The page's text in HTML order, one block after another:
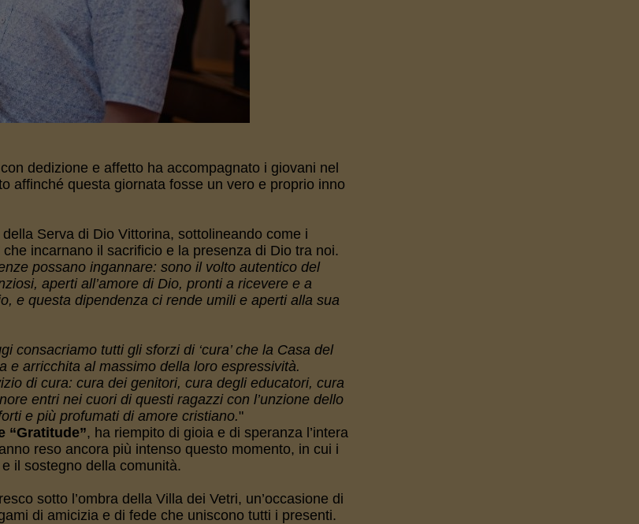
dedizione e affetto ha accompagnato i giovani nel
affinché questa giornata fosse un vero e proprio inno
Serva di Dio Vittorina, sottolineando come i
che incarnano il sacrificio e la presenza di Dio tra noi.
possano ingannare: sono il volto autentico del
aperti all’amore di Dio, pronti a ricevere e a
e questa dipendenza ci rende umili e aperti alla sua
consacriamo tutti gli sforzi di ‘cura’ che la Casa del
e arricchita al massimo della loro espressività.
di cura: cura dei genitori, cura degli educatori, cura
entri nei cuori di questi ragazzi con l’unzione dello
e più profumati di amore cristiano."
“Gratitude”, ha riempito di gioia e di speranza l’intera
reso ancora più intenso questo momento, in cui i
il sostegno della comunità.
sotto l’ombra della Villa dei Vetri, un’occasione di
di amicizia e di fede che uniscono tutti i presenti.